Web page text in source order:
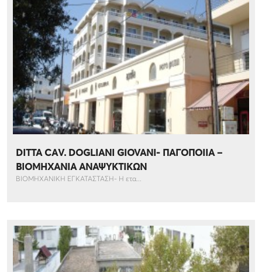
DITTA CΑV. DOGLIANI GIOVANI- ΠΑΓΟΠΟΙΙΑ –
ΒΙΟΜΗΧΑΝΙΑ ΑΝΑΨΥΚΤΙΚΩΝ
ΒΙΟΜΗΧΑΝΙΚΗ ΕΓΚΑΤΑΣΤΑΣΗ- Η ετα...